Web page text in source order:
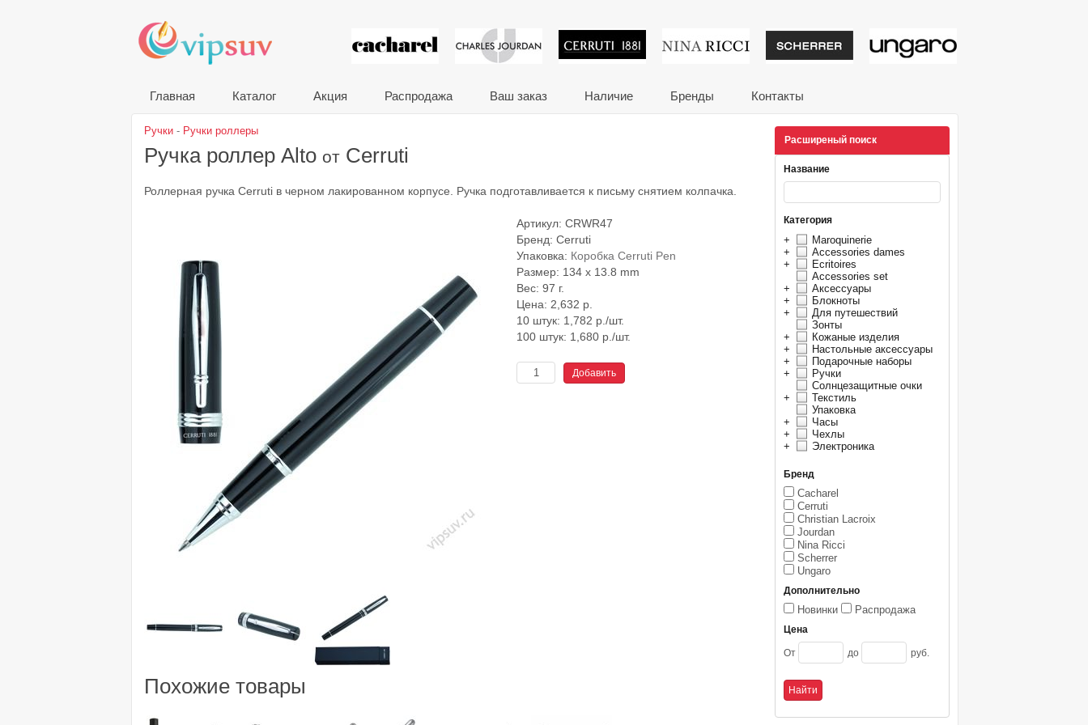
VIP сувениры и корпоративные подарки от
Главная Каталог Акция Распродажа Ваш заказ Наличие Бренды Контакты
Расширеный поиск
Название
Категория
+
Maroquinerie
+
Accessories dames
+
Ecritoires
Accessories set
+
Аксессуары
+
Блокноты
+
Для путешествий
Зонты
+
Кожаные изделия
+
Настольные аксессуары
+
Подарочные наборы
+
Ручки
Солнцезащитные очки
+
Текстиль
Упаковка
+
Часы
+
Чехлы
+
Электроника
Бренд
Cacharel
Cerruti
Christian Lacroix
Jourdan
Nina Ricci
Scherrer
Ungaro
Дополнительно
Новинки Распродажа
Цена
От до руб.
Ручки - Ручки роллеры
Ручка роллер Alto от Cerruti
Роллерная ручка Cerruti в черном лакированном корпусе. Ручка подготавливается к письму снятием колпачка.
Артикул: CRWR47
Бренд: Cerruti
Упаковка: Коробка Cerruti Pen
Размер: 134 x 13.8 mm
Вес: 97 г.
Цена: 2,632 р.
10 штук: 1,782 р./шт.
100 штук: 1,680 р./шт.
Похожие товары